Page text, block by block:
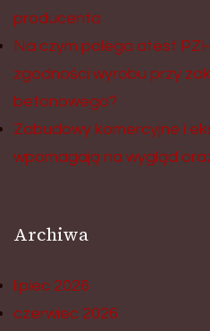
producenta
Na czym polega atest
zgodności wyrobu przy
betonowego?
Zabudowy komercyjne i
wpomagają na wygląd
Archiwa
lipiec 2026
czerwiec 2026